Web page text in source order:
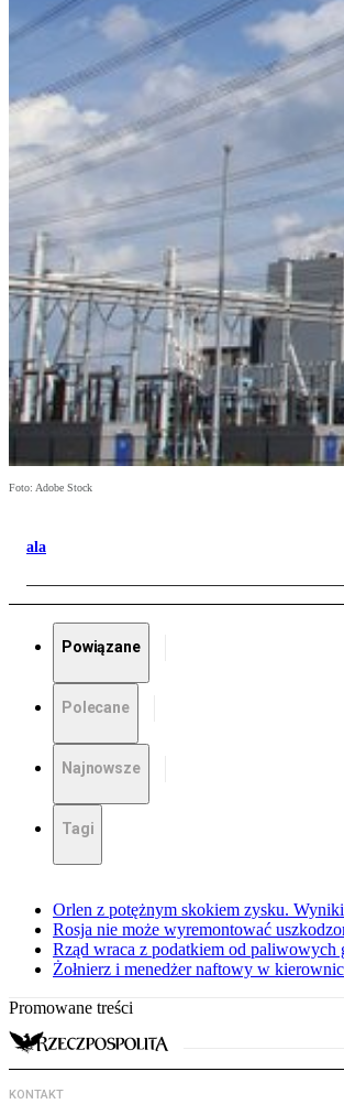
Foto: Adobe Stock
ala
Powiązane
Polecane
Najnowsze
Tagi
Orlen z potężnym skokiem zysku.
Rosja nie może wyremontować
Rząd wraca z podatkiem od paliwowych
Żołnierz i menedżer naftowy w
Promowane treści
KONTAKT